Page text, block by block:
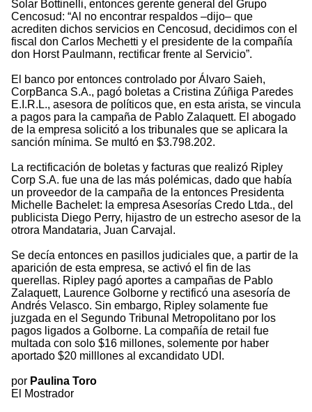
Solar Bottinelli, entonces gerente general del Grupo
Cencosud: “Al no encontrar respaldos –dijo– que
acrediten dichos servicios en Cencosud, decidimos con el
fiscal don Carlos Mechetti y el presidente de la compañía
don Horst Paulmann, rectificar frente al Servicio”.
El banco por entonces controlado por Álvaro Saieh,
CorpBanca S.A., pagó boletas a Cristina Zúñiga Paredes
E.I.R.L., asesora de políticos que, en esta arista, se vincula
a pagos para la campaña de Pablo Zalaquett. El abogado
de la empresa solicitó a los tribunales que se aplicara la
sanción mínima. Se multó en $3.798.202.
La rectificación de boletas y facturas que realizó Ripley
Corp S.A. fue una de las más polémicas, dado que había
un proveedor de la campaña de la entonces Presidenta
Michelle Bachelet: la empresa Asesorías Credo Ltda., del
publicista Diego Perry, hijastro de un estrecho asesor de la
otrora Mandataria, Juan Carvajal.
Se decía entonces en pasillos judiciales que, a partir de la
aparición de esta empresa, se activó el fin de las
querellas. Ripley pagó aportes a campañas de Pablo
Zalaquett, Laurence Golborne y rectificó una asesoría de
Andrés Velasco. Sin embargo, Ripley solamente fue
juzgada en el Segundo Tribunal Metropolitano por los
pagos ligados a Golborne. La compañía de retail fue
multada con solo $16 millones, solemente por haber
aportado $20 milllones al excandidato UDI.
por Paulina Toro
El Mostrador